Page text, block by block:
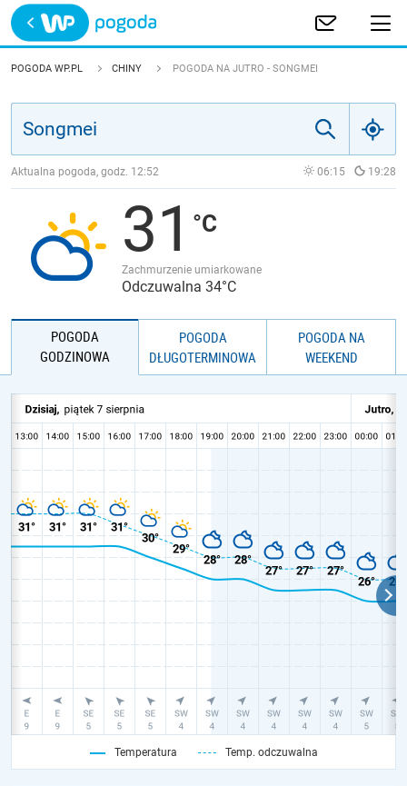
Trwa ładowanie
POLSKA
JAKOŚĆ POWIETRZA
POGODA WP.PL CHINY POGODA NA JUTRO - SONGMEI
Aktualna pogoda, godz. 12:52 06:15 19:28
31
Zachmurzenie umiarkowane
Odczuwalna 34°C
POGODA
GODZINOWA
POGODA
DŁUGOTERMINOWA
POGODA NA
WEEKEND
Temperatura Temp. odczuwalna